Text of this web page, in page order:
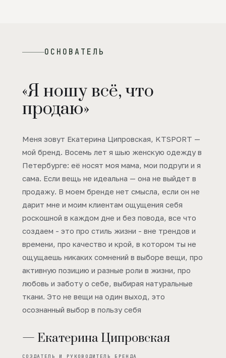
ОСНОВАТЕЛЬ
«Я ношу всё, что
продаю»
Меня зовут Екатерина Ципровская, KTSPORT —
мой бренд. Восемь лет я шью женскую одежду в
Петербурге: её носят моя мама, мои подруги и я
сама. Если вещь не идеальна — она не выйдет в
продажу. В моем бренде нет смысла, если он не
дарит мне и моим клиентам ощущения себя
роскошной в каждом дне и без повода, все что
создаем - это про стиль жизни - вне трендов и
времени, про качество и крой, в котором ты не
ощущаешь никаких сомнений в выборе вещи, про
активную позицию и разные роли в жизни, про
любовь и заботу о себе, выбирая натуральные
ткани. Это не вещи на один выход, это
осознанный выбор в пользу себя
— Екатерина Ципровская
СОЗДАТЕЛЬ И РУКОВОДИТЕЛЬ БРЕНДА